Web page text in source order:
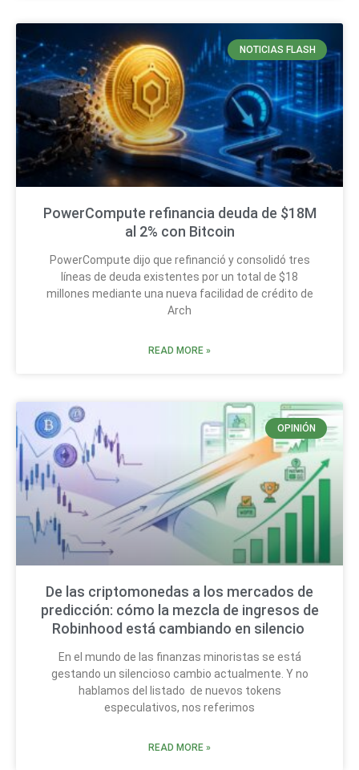
NOTICIAS FLASH
PowerCompute refinancia deuda de $18M
al 2% con Bitcoin
PowerCompute dijo que refinanció y consolidó tres
líneas de deuda existentes por un total de $18
millones mediante una nueva facilidad de crédito de
Arch
READ MORE »
OPINIÓN
De las criptomonedas a los mercados de
predicción: cómo la mezcla de ingresos de
Robinhood está cambiando en silencio
En el mundo de las finanzas minoristas se está
gestando un silencioso cambio actualmente. Y no
hablamos del listado de nuevos tokens
especulativos, nos referimos
READ MORE »